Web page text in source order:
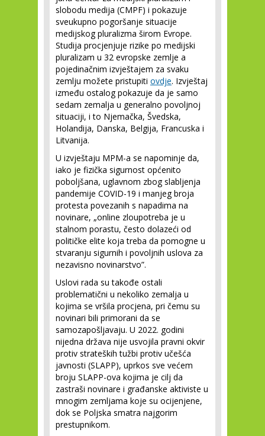
slobodu medija (CMPF) i pokazuje
sveukupno pogoršanje situacije
medijskog pluralizma širom Evrope.
Studija procjenjuje rizike po medijski
pluralizam u 32 evropske zemlje a
pojedinačnim izvještajem za svaku
zemlju možete pristupiti ovdje. Izvještaj
između ostalog pokazuje da je samo
sedam zemalja u generalno povoljnoj
situaciji, i to Njemačka, Švedska,
Holandija, Danska, Belgija, Francuska i
Litvanija.
U izvještaju MPM-a se napominje da,
iako je fizička sigurnost općenito
poboljšana, uglavnom zbog slabljenja
pandemije COVID-19 i manjeg broja
protesta povezanih s napadima na
novinare, „online zloupotreba je u
stalnom porastu, često dolazeći od
političke elite koja treba da pomogne u
stvaranju sigurnih i povoljnih uslova za
nezavisno novinarstvo”.
Uslovi rada su takođe ostali
problematični u nekoliko zemalja u
kojima se vršila procjena, pri čemu su
novinari bili primorani da se
samozapošljavaju. U 2022. godini
nijedna država nije usvojila pravni okvir
protiv strateških tužbi protiv učešća
javnosti (SLAPP), uprkos sve većem
broju SLAPP-ova kojima je cilj da
zastraši novinare i građanske aktiviste u
mnogim zemljama koje su ocijenjene,
dok se Poljska smatra najgorim
prestupnikom.